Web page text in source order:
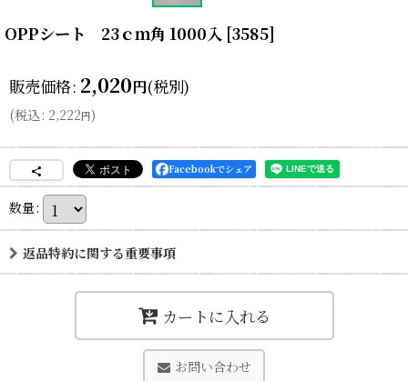
OPPシート 23ｃｍ角 1000入 [3585]
販売価格: 2,020円(税別)
(税込: 2,222円)
Facebookでシェア
数量:
返品特約に関する重要事項
カートに入れる
お問い合わせ